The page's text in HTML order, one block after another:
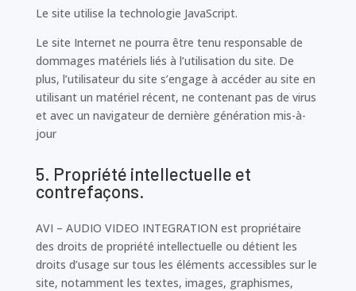
Le site utilise la technologie JavaScript.
Le site Internet ne pourra être tenu responsable de
dommages matériels liés à l’utilisation du site. De
plus, l’utilisateur du site s’engage à accéder au site en
utilisant un matériel récent, ne contenant pas de virus
et avec un navigateur de dernière génération mis-à-
jour
5. Propriété intellectuelle et
contrefaçons.
AVI – AUDIO VIDEO INTEGRATION est propriétaire
des droits de propriété intellectuelle ou détient les
droits d’usage sur tous les éléments accessibles sur le
site, notamment les textes, images, graphismes,